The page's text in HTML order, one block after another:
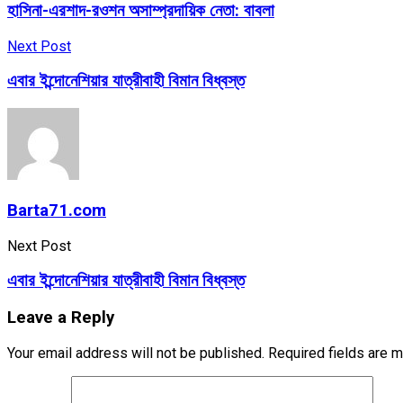
হাসিনা-এরশাদ-রওশন অসাম্প্রদায়িক নেতা: বাবলা
Next Post
এবার ইন্দোনেশিয়ার যাত্রীবাহী বিমান বিধ্বস্ত
Barta71.com
Next Post
এবার ইন্দোনেশিয়ার যাত্রীবাহী বিমান বিধ্বস্ত
Leave a Reply
Your email address will not be published. Required fields are